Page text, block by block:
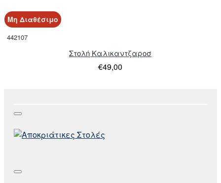
Μη Διαθέσιμο
442107
Στολή Καλικαντζαροσ
€49,00